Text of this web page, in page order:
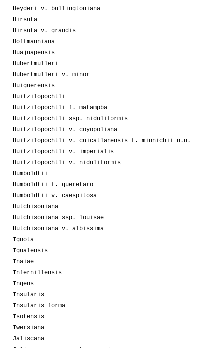
Heyderi v. bullingtoniana
Hirsuta
Hirsuta v. grandis
Hoffmanniana
Huajuapensis
Hubertmulleri
Hubertmulleri v. minor
Huiguerensis
Huitzilopochtli
Huitzilopochtli f. matampba
Huitzilopochtli ssp. niduliformis
Huitzilopochtli v. coyopoliana
Huitzilopochtli v. cuicatlanensis f. minnichii n.n.
Huitzilopochtli v. imperialis
Huitzilopochtli v. niduliformis
Humboldtii
Humboldtii f. queretaro
Humboldtii v. caespitosa
Hutchisoniana
Hutchisoniana ssp. louisae
Hutchisoniana v. albissima
Ignota
Igualensis
Inaiae
Infernillensis
Ingens
Insularis
Insularis forma
Isotensis
Iwersiana
Jaliscana